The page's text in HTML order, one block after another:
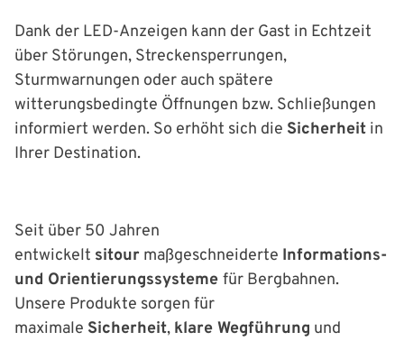
Dank der LED-Anzeigen kann der Gast in Echtzeit
über Störungen, Streckensperrungen,
Sturmwarnungen oder auch spätere
witterungsbedingte Öffnungen bzw. Schließungen
informiert werden. So erhöht sich die Sicherheit in
Ihrer Destination.
Seit über 50 Jahren
entwickelt sitour maßgeschneiderte Informations-
und Orientierungssysteme für Bergbahnen.
Unsere Produkte sorgen für
maximale Sicherheit, klare Wegführung und